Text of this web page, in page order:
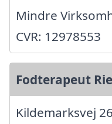
Mindre
CVR: 12978553
Fodterapeut
Kildemarksvej